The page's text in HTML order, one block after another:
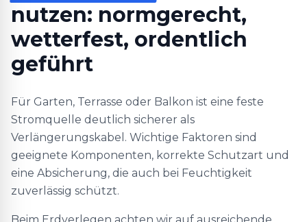
nutzen: normgerecht,
wetterfest, ordentlich
geführt
Für Garten, Terrasse oder Balkon ist eine feste
Stromquelle deutlich sicherer als
Verlängerungskabel. Wichtige Faktoren sind
geeignete Komponenten, korrekte Schutzart und
eine Absicherung, die auch bei Feuchtigkeit
zuverlässig schützt.